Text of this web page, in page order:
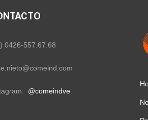
0426-557.67.68
@comeindve